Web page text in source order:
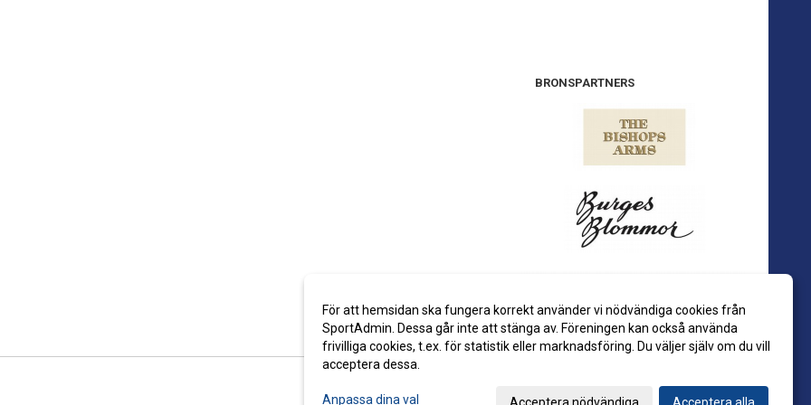
BRONSPARTNERS
För att hemsidan ska fungera korrekt använder vi nödvändiga cookies från
SportAdmin. Dessa går inte att stänga av. Föreningen kan också använda
frivilliga cookies, t.ex. för statistik eller marknadsföring. Du väljer själv om du vill
acceptera dessa.
Anpassa dina val